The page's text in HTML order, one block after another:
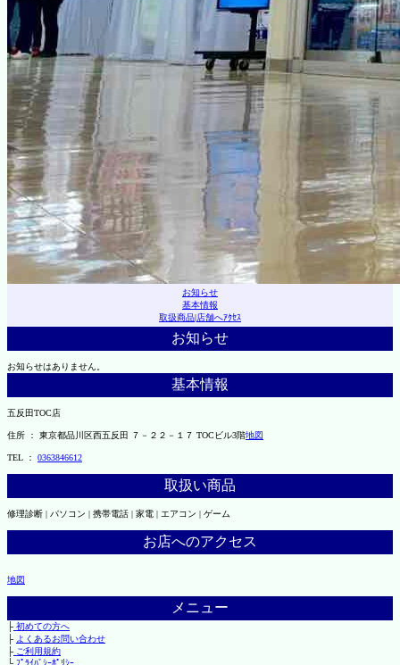
お知らせ
基本情報
取扱商品|店舗へｱｸｾｽ
お知らせ
お知らせはありません。
基本情報
五反田TOC店
住所 ： 東京都品川区西五反田 ７－２２－１７ TOCビル3階地図
TEL ： 0363846612
取扱い商品
修理診断 | パソコン | 携帯電話 | 家電 | エアコン | ゲーム
お店へのアクセス
地図
メニュー
├初めての方へ
├ よくあるお問い合わせ
├ご利用規約
└ﾌﾟﾗｲﾊﾞｼｰﾎﾟﾘｼｰ